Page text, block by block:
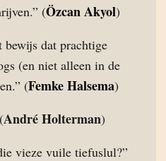
(Özcan Akyol)
dat prachtige
(en niet alleen in de
(Femke Halsema)
André Holterman)
vieze vuile tiefuslul?”